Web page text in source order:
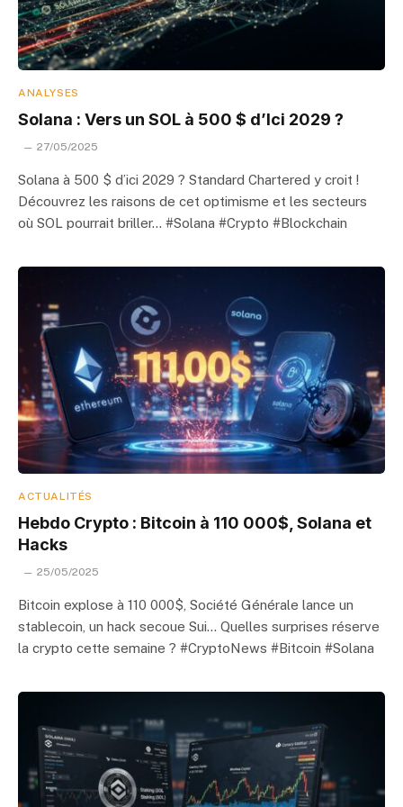
ANALYSES
Solana : Vers un SOL à 500 $ d’Ici 2029 ?
27/05/2025
Solana à 500 $ d’ici 2029 ? Standard Chartered y croit !
Découvrez les raisons de cet optimisme et les secteurs
où SOL pourrait briller… #Solana #Crypto #Blockchain
ACTUALITÉS
Hebdo Crypto : Bitcoin à 110 000$, Solana et
Hacks
25/05/2025
Bitcoin explose à 110 000$, Société Générale lance un
stablecoin, un hack secoue Sui… Quelles surprises réserve
la crypto cette semaine ? #CryptoNews #Bitcoin #Solana